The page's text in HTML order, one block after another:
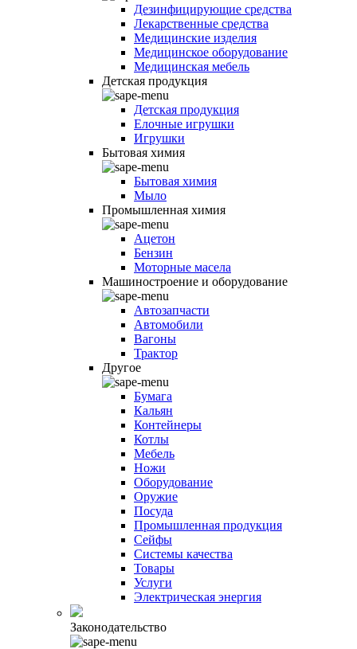
Дезинфицирующие средства
Лекарственные средства
Медицинские изделия
Медицинское оборудование
Медицинская мебель
Детская продукция
Детская продукция
Елочные игрушки
Игрушки
Бытовая химия
Бытовая химия
Мыло
Промышленная химия
Ацетон
Бензин
Моторные масела
Машиностроение и оборудование
Автозапчасти
Автомобили
Вагоны
Трактор
Другое
Бумага
Кальян
Контейнеры
Котлы
Мебель
Ножи
Оборудование
Оружие
Посуда
Промышленная продукция
Сейфы
Системы качества
Товары
Услуги
Электрическая энергия
Законодательство